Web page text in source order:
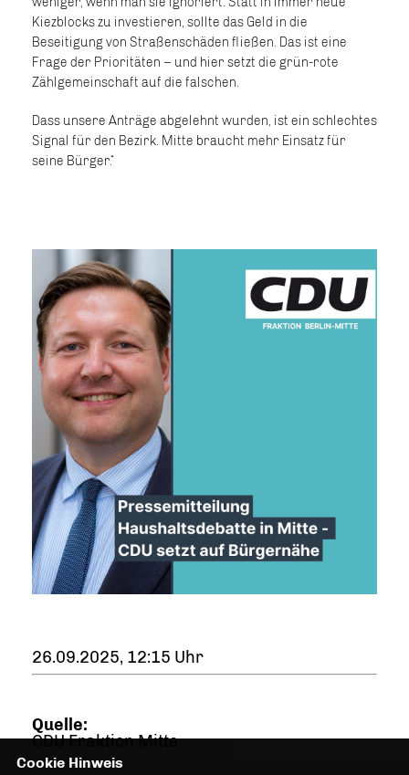
Kiezblocks zu investieren, sollte das Geld in die
Beseitigung von Straßenschäden fließen. Das ist eine
Frage der Prioritäten – und hier setzt die grün-rote
Zählgemeinschaft auf die falschen.
Dass unsere Anträge abgelehnt wurden, ist ein schlechtes
Signal für den Bezirk. Mitte braucht mehr Einsatz für
seine Bürger.“
26.09.2025, 12:15 Uhr
Quelle:
CDU Fraktion Mitte
Cookie Hinweis